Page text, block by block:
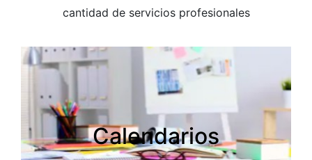
cantidad de servicios profesionales
Calendarios
Calendarios
Creamos tus calendarios personalizados